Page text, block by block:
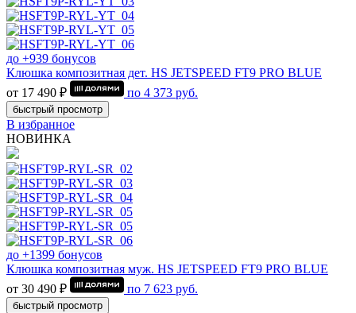
до +939 бонусов
Клюшка композитная дет. HS JETSPEED FT9 PRO BLUE
от 17 490 ₽
по 4 373 руб.
быстрый просмотр
В избранное
НОВИНКА
до +1399 бонусов
Клюшка композитная муж. HS JETSPEED FT9 PRO BLUE
от 30 490 ₽
по 7 623 руб.
быстрый просмотр